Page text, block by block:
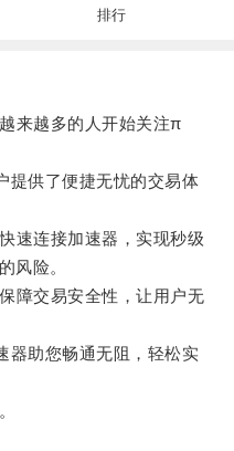
排行
越多的人开始关注π
供了便捷无忧的交易体
连接加速器，实现秒级
风险。
交易安全性，让用户无
助您畅通无阻，轻松实